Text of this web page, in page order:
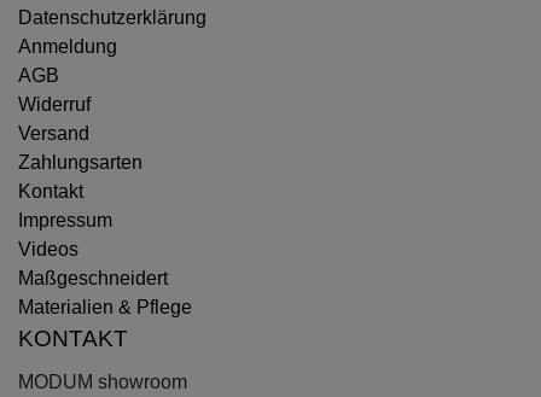
Datenschutzerklärung
Anmeldung
AGB
Widerruf
Versand
Zahlungsarten
Kontakt
Impressum
Videos
Maßgeschneidert
Materialien & Pflege
KONTAKT
MODUM showroom